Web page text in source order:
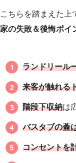
こちらを踏まえた上
家の失敗＆後悔ポイ
ランドリール
来客が触れる
階段下収納は
バスタブの蓋
コンセントを